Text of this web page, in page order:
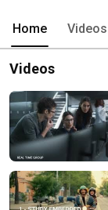
Home Videos
Videos